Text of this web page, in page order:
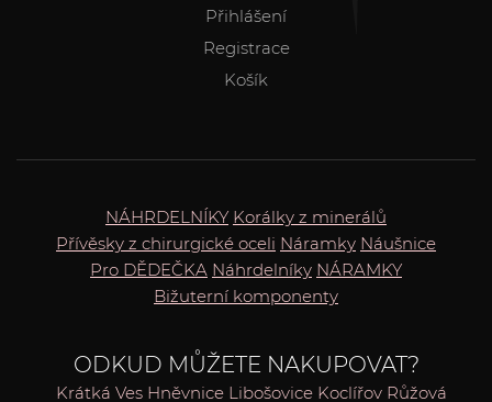
Přihlášení
Registrace
Košík
NÁHRDELNÍKY Korálky z minerálů
Přívěsky z chirurgické oceli Náramky Náušnice
Pro DĚDEČKA Náhrdelníky NÁRAMKY
Bižuterní komponenty
ODKUD MŮŽETE NAKUPOVAT?
Krátká Ves Hněvnice Libošovice Koclířov Růžová